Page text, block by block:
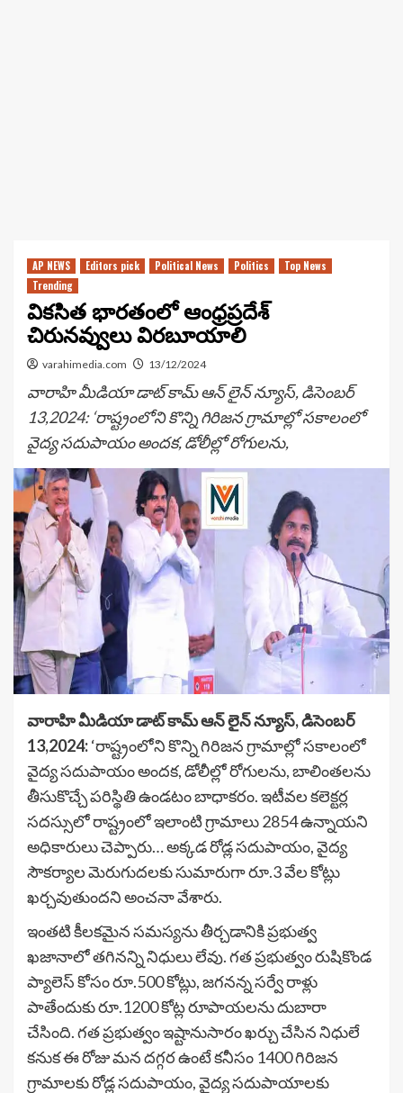
AP NEWS Editors pick Political News Politics
Top News
Trending
వికసిత భారతంలో ఆంధ్రప్రదేశ్
చిరునవ్వులు విరబూయాలి
varahimedia.com 13/12/2024
వారాహి మీడియా డాట్ కామ్ ఆన్ లైన్ న్యూస్, డిసెంబర్
13,2024: ‘రాష్ట్రంలోని కొన్ని గిరిజన గ్రామాల్లో సకాలంలో
వైద్య సదుపాయం అందక, డోలీల్లో రోగులను,
వారాహి మీడియా డాట్ కామ్ ఆన్ లైన్ న్యూస్, డిసెంబర్
13,2024:‘రాష్ట్రంలోని కొన్ని గిరిజన గ్రామాల్లో సకాలంలో
వైద్య సదుపాయం అందక, డోలీల్లో రోగులను, బాలింతలను
తీసుకొచ్చే పరిస్థితి ఉండటం బాధాకరం. ఇటీవల కలెక్టర్ల
సదస్సులో రాష్ట్రంలో ఇలాంటి గ్రామాలు 2854 ఉన్నాయని
అధికారులు చెప్పారు… అక్కడ రోడ్ల సదుపాయం, వైద్య
సౌకర్యాల మెరుగుదలకు సుమారుగా రూ.3 వేల కోట్లు
ఖర్చవుతుందని అంచనా వేశారు.
ఇంతటి కీలకమైన సమస్యను తీర్చడానికి ప్రభుత్వ
ఖజానాలో తగినన్ని నిధులు లేవు. గత ప్రభుత్వం రుషికొండ
ప్యాలెస్ కోసం రూ.500 కోట్లు, జగనన్న సర్వే రాళ్లు
పాతేందుకు రూ.1200 కోట్ల రూపాయలను దుబారా
చేసింది. గత ప్రభుత్వం ఇష్టానుసారం ఖర్చు చేసిన నిధులే
కనుక ఈ రోజు మన దగ్గర ఉంటే కనీసం 1400 గిరిజన
గ్రామాలకు రోడ్ల సదుపాయం, వైద్య సదుపాయాలకు